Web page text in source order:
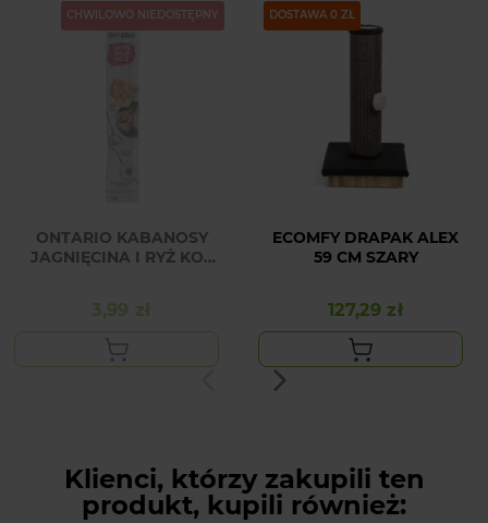
CHWILOWO NIEDOSTĘPNY
ONTARIO KABANOSY
JAGNIĘCINA I RYŻ KOT
Cena
3,99 zł
DOSTAWA 0 ZŁ
ECOMFY DRAPAK ALEX
59 CM SZARY
Cena
127,29 zł
Klienci, którzy zakupili ten
produkt, kupili również: